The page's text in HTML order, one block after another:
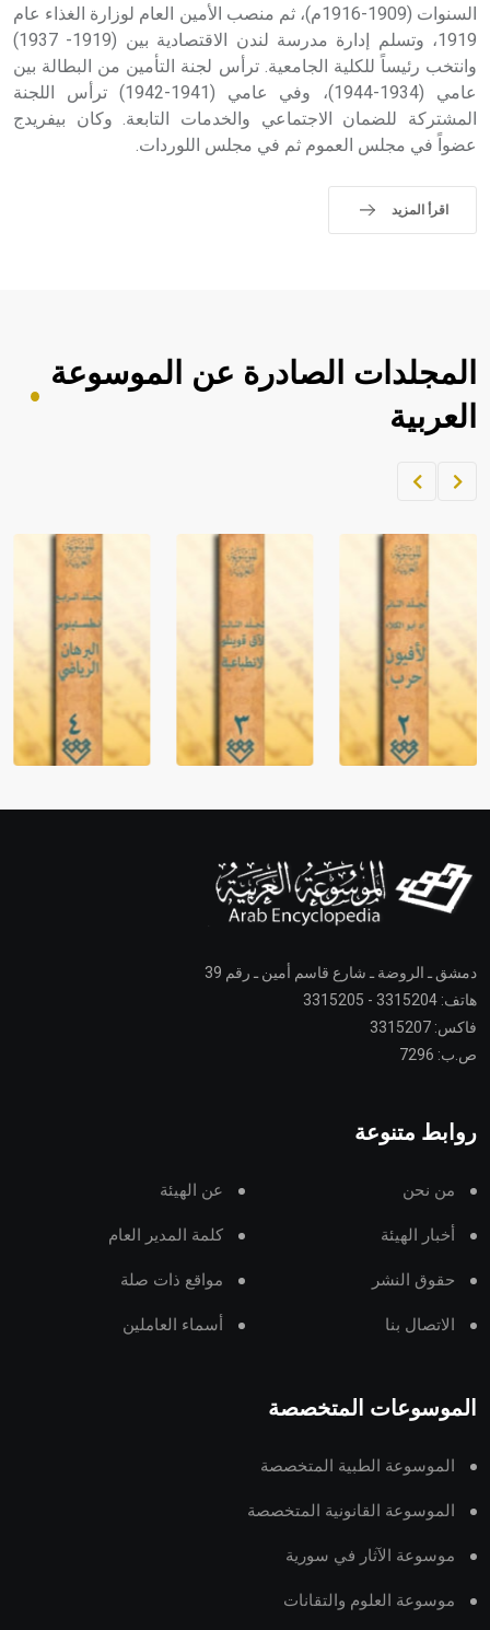
السنوات (1909-1916م)، ثم منصب الأمين العام لوزارة الغذاء عام
1919، وتسلم إدارة مدرسة لندن الاقتصادية بين (1919- 1937)
وانتخب رئيساً للكلية الجامعية. ترأس لجنة التأمين من البطالة بين
عامي (1934-1944)، وفي عامي (1941-1942) ترأس اللجنة
المشتركة للضمان الاجتماعي والخدمات التابعة. وكان بيفريدج
عضواً في مجلس العموم ثم في مجلس اللوردات.
اقرأ المزيد
المجلدات الصادرة عن الموسوعة
العربية
دمشق ـ الروضة ـ شارع قاسم أمين ـ رقم 39
هاتف: 3315204 - 3315205
فاكس: 3315207
ص.ب: 7296
روابط متنوعة
من نحن عن الهيئة
أخبار الهيئة كلمة المدير العام
حقوق النشر مواقع ذات صلة
الاتصال بنا أسماء العاملين
الموسوعات المتخصصة
الموسوعة الطبية المتخصصة
الموسوعة القانونية المتخصصة
موسوعة الآثار في سورية
موسوعة العلوم والتقانات